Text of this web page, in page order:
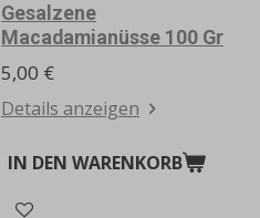
Gesalzene
Macadamianüsse 100 Gr
5,00 €
Details anzeigen
IN DEN WARENKORB